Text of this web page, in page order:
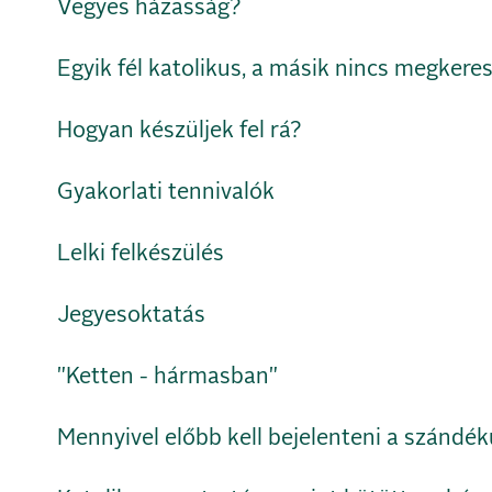
Vegyes házasság?
Egyik fél katolikus, a másik nincs
Hogyan készüljek fel rá?
Gyakorlati tennivalók
Lelki felkészülés
Jegyesoktatás
"Ketten - hármasban"
Mennyivel előbb kell bejelenteni a